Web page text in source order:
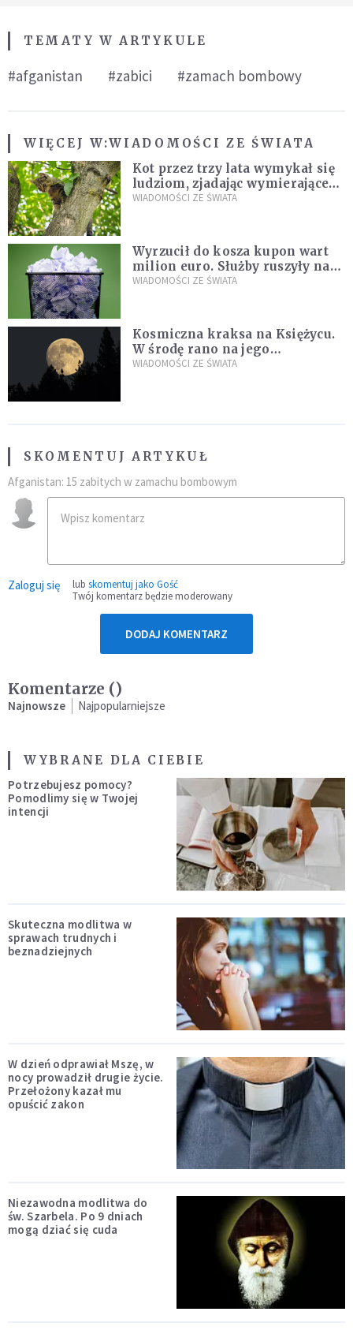
TEMATY W ARTYKULE
#afganistan #zabici #zamach bombowy
WIĘCEJ W:WIADOMOŚCI ZE ŚWIATA
Kot przez trzy lata wymykał się
ludziom, zjadając wymierające
kaczki. W końcu popełnił
WIADOMOŚCI ZE ŚWIATA
Wyrzucił do kosza kupon wart
milion euro. Służby ruszyły na
poszukiwania
WIADOMOŚCI ZE ŚWIATA
Kosmiczna kraksa na Księżycu.
W środę rano na jego
powierzchni dojdzie do
WIADOMOŚCI ZE ŚWIATA
SKOMENTUJ ARTYKUŁ
Afganistan: 15 zabitych w zamachu bombowym
Zaloguj się lub skomentuj jako Gość
Twój komentarz będzie moderowany
DODAJ KOMENTARZ
Komentarze ()
Najnowsze Najpopularniejsze
WYBRANE DLA CIEBIE
Potrzebujesz pomocy?
Pomodlimy się w Twojej
intencji
Skuteczna modlitwa w
sprawach trudnych i
beznadziejnych
W dzień odprawiał Mszę, w
nocy prowadził drugie życie.
Przełożony kazał mu
opuścić zakon
Niezawodna modlitwa do
św. Szarbela. Po 9 dniach
mogą dziać się cuda